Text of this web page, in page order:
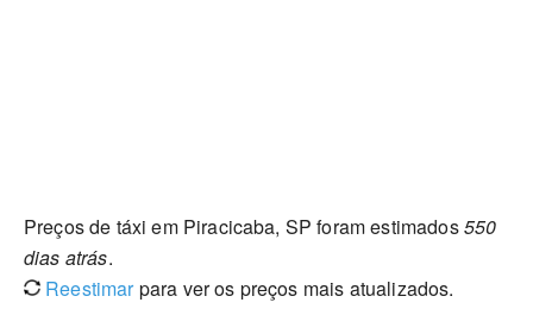
Preços de táxi em Piracicaba, SP foram estimados550
dias atrás.
Reestimarpara ver os preços mais atualizados.